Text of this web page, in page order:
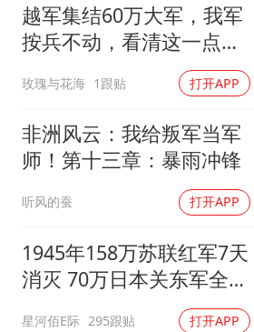
美国AI开始
越军集结60万大军，我军
按兵不动，看清这一点便
玫瑰与花海 1跟贴 打开APP
非洲风云：我给叛军当军
师！第十三章：暴雨冲锋
听风的蚕 打开APP
1945年158万苏联红军7天
消灭 70万日本关东军全过
星河佰E际 295跟贴 打开APP